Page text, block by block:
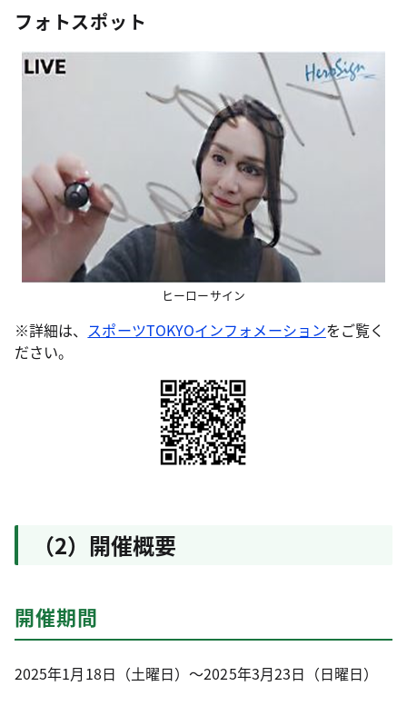
フォトスポット
ヒーローサイン
※詳細は、 スポーツTOKYOインフォメーションをご覧く
ださい。
（2）開催概要
開催期間
2025年1月18日（土曜日）～2025年3月23日（日曜日）